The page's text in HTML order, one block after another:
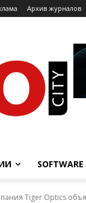
Архив журналов
SOFTWARE
Tiger Optics